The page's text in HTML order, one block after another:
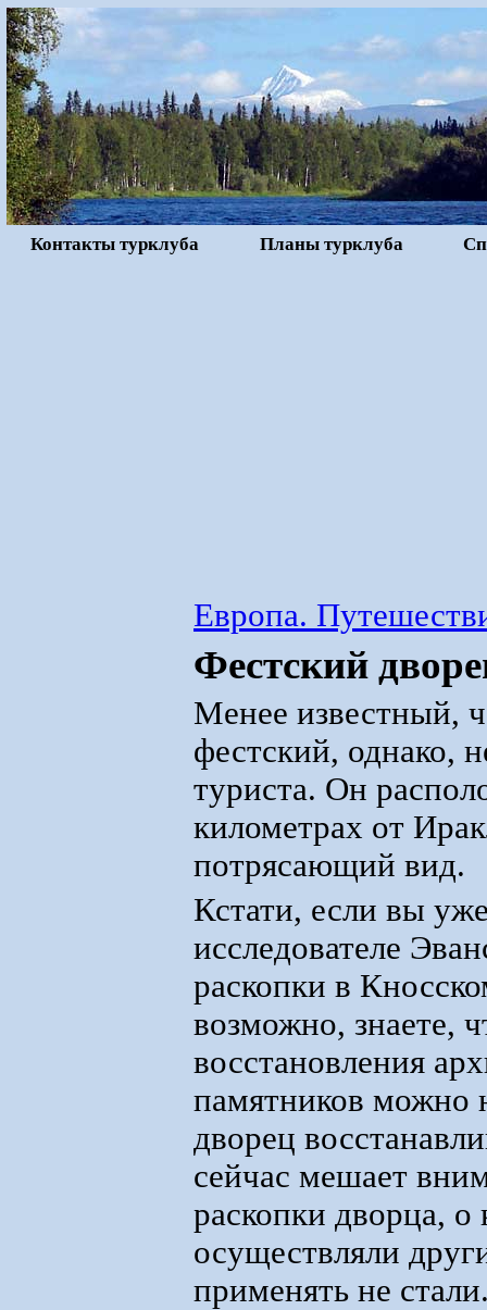
Контакты турклуба Планы турклуба
Европа.
Фестский
Менее известный,
фестский, однако,
туриста. Он
километрах от
потрясающий вид.
Кстати, если вы
исследователе
раскопки в
возможно, знаете,
восстановления
памятников можно
дворец
сейчас мешает
раскопки дворца,
осуществляли
применять не